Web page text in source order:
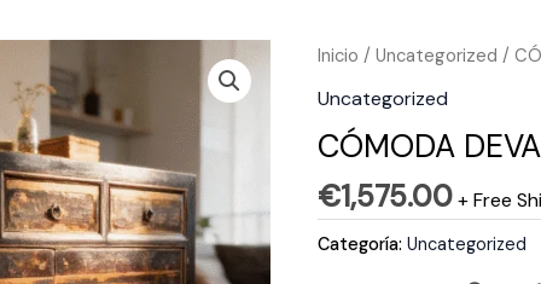
Inicio /Uncategorized /
Uncategorized
CÓMODA DEVA
€1,575.00 + Free
Categoría:Uncategorized